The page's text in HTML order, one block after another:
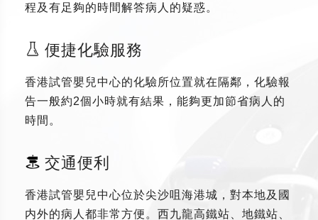
程及有足夠的時間解答病人的疑惑。
便捷化驗服務
香港試管嬰兒中心的化驗所位置就在隔鄰，化驗報
告一般約2個小時就有結果，能夠更加節省病人的
時間。
交通便利
香港試管嬰兒中心位於尖沙咀海港城，對本地及國
内外的病人都非常方便。西九龍高鐵站、地鐵站、